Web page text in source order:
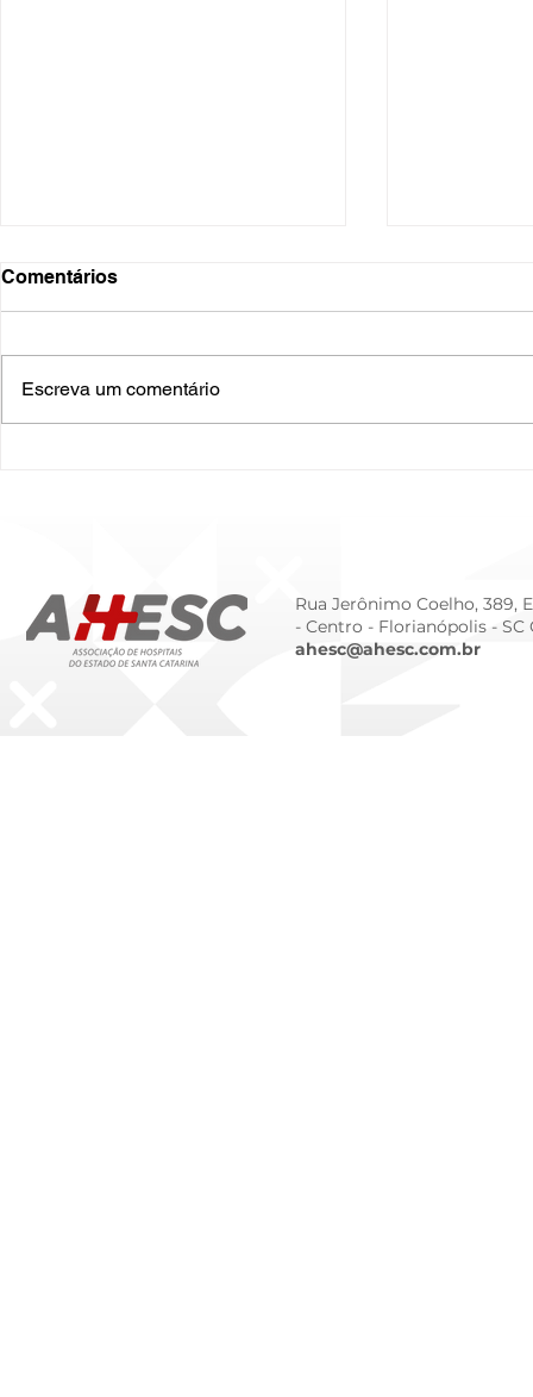
Comentários
Escreva um comentário
Rua Jerônimo Coelho, 389,
- Centro - Florianópolis - SC
ahesc@ahesc.com.br